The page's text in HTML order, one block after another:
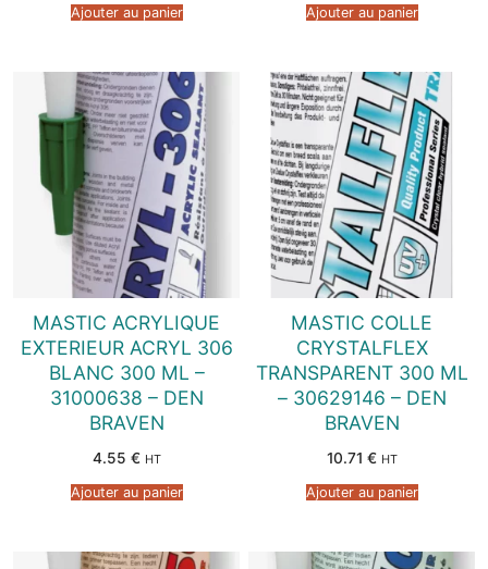
Ajouter au panier Ajouter au panier
MASTIC ACRYLIQUE
EXTERIEUR ACRYL 306
BLANC 300 ML –
31000638 – DEN
BRAVEN
4.55 € HT
Ajouter au panier
MASTIC COLLE
CRYSTALFLEX
TRANSPARENT 300 ML
– 30629146 – DEN
BRAVEN
10.71 € HT
Ajouter au panier